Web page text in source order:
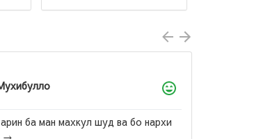
22.07.2026
Куприна мне лично не понравились. Но вот повесть